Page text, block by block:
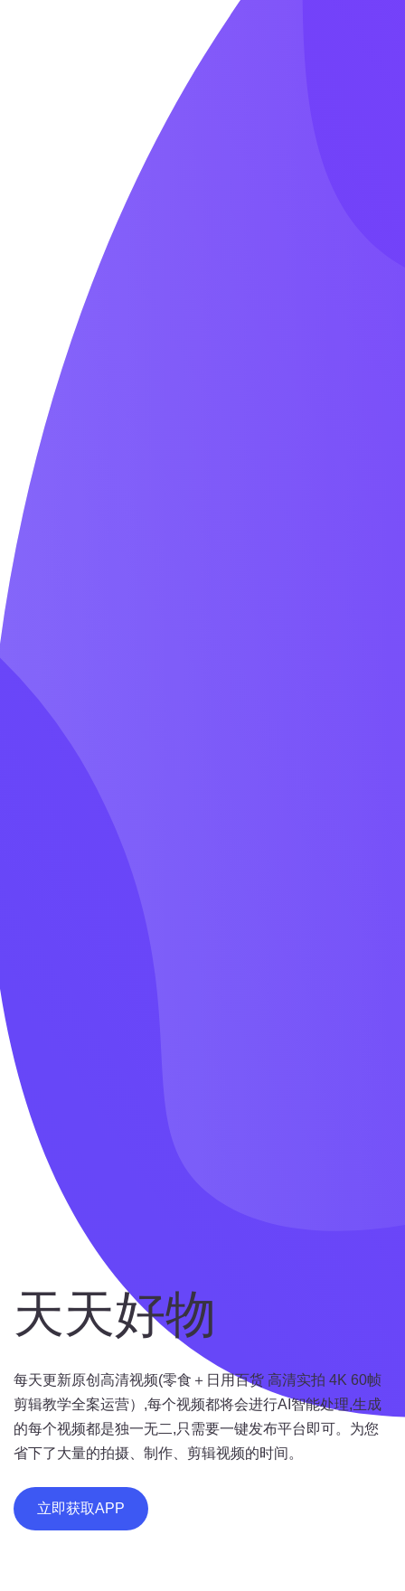
天天好物
每天更新原创高清视频(零食＋日用百货 高清实拍 4K 60帧
剪辑教学全案运营）,每个视频都将会进行AI智能处理,生成
的每个视频都是独一无二,只需要一键发布平台即可。为您
省下了大量的拍摄、制作、剪辑视频的时间。
立即获取APP